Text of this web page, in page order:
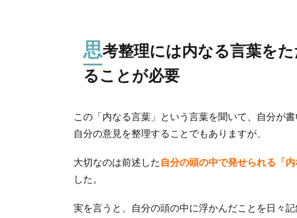
思考整理には内なる言葉を
ることが必要
この「内なる言葉」という言葉を聞いて、自分が
自分の意見を整理することでもありますが、
大切なのは前述した 自分の頭の中で発せられる「
した。
実を言うと、自分の頭の中に浮かんだことを日々